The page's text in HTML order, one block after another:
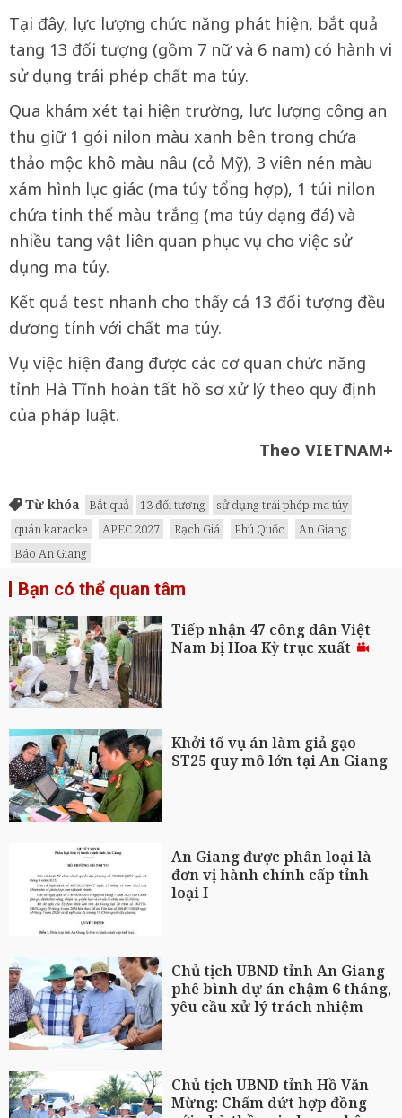
Tại đây, lực lượng chức năng phát hiện, bắt quả
tang 13 đối tượng (gồm 7 nữ và 6 nam) có hành vi
sử dụng trái phép chất ma túy.
Qua khám xét tại hiện trường, lực lượng công an
thu giữ 1 gói nilon màu xanh bên trong chứa
thảo mộc khô màu nâu (cỏ Mỹ), 3 viên nén màu
xám hình lục giác (ma túy tổng hợp), 1 túi nilon
chứa tinh thể màu trắng (ma túy dạng đá) và
nhiều tang vật liên quan phục vụ cho việc sử
dụng ma túy.
Kết quả test nhanh cho thấy cả 13 đối tượng đều
dương tính với chất ma túy.
Vụ việc hiện đang được các cơ quan chức năng
tỉnh Hà Tĩnh hoàn tất hồ sơ xử lý theo quy định
của pháp luật.
Theo VIETNAM+
Từ khóa Bắt quả 13 đối tượng
sử dụng trái phép ma túy
quán karaoke
APEC 2027 Rạch Giá Phú Quốc
An Giang
Báo An Giang
Bạn có thể quan tâm
Tiếp nhận 47 công dân Việt
Nam bị Hoa Kỳ trục xuất
Khởi tố vụ án làm giả gạo
ST25 quy mô lớn tại An Giang
An Giang được phân loại là
đơn vị hành chính cấp tỉnh
loại I
Chủ tịch UBND tỉnh An Giang
phê bình dự án chậm 6 tháng,
yêu cầu xử lý trách nhiệm
Chủ tịch UBND tỉnh Hồ Văn
Mừng: Chấm dứt hợp đồng